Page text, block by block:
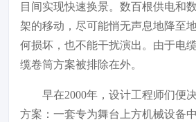
目间实现快速换景。数百根供电和
架的移动，尽可能悄无声息地降至
何损坏，也不能干扰演出。由于电
缆卷筒方案被排除在外。
早在2000年，设计工程师们便
方案：一套专为舞台上方机械设备